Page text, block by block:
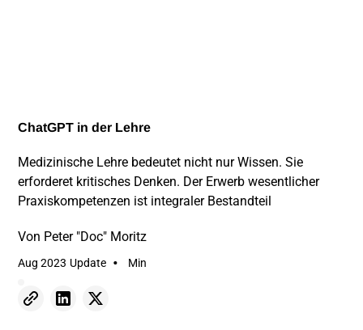
ChatGPT in der Lehre
Medizinische Lehre bedeutet nicht nur Wissen. Sie
erforderet kritisches Denken. Der Erwerb wesentlicher
Praxiskompetenzen ist integraler Bestandteil
Von Peter "Doc" Moritz
Aug 2023 Update • Min